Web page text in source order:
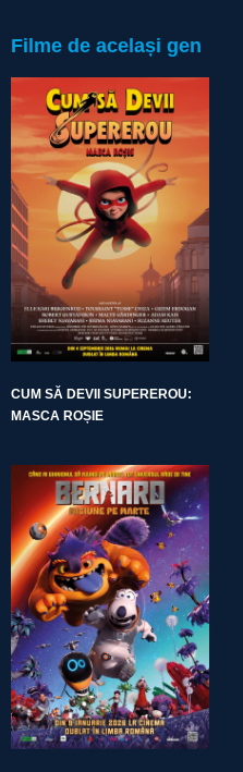
Filme de același gen
CUM SĂ DEVII SUPEREROU:
MASCA ROȘIE